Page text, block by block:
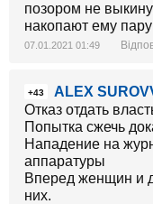
позором не
накопают ему пару
07.01.2021 01:49
+43
ALEX
Отказ отдать
Попытка сжечь
Нападение на
аппаратуры
Вперед женщин и
них.